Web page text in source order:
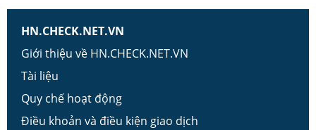
HN.CHECK.NET.VN
Giới thiệu về HN.CHECK.NET.VN
Tài liệu
Quy chế hoạt động
Điều khoản và điều kiện giao dịch